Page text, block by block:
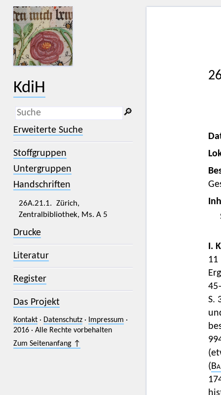
KdiH
_
(der Unterstrich) ist Platzhalter für
genau ein Zeichen.
% (das Prozentzeichen) ist Platzhalter
für kein, ein oder mehr als ein
🔎︎
Erweiterte Suche
Stoffgruppen
Untergruppen
Handschriften
26A.21.1. Zürich,
Zentralbibliothek, Ms. A 5
Drucke
Literatur
Register
Das Projekt
Kontakt· Datenschutz· Impressum ·
2016 · Alle Rechte vorbehalten
Zum Seitenanfang ↑
I.
11
S.
(